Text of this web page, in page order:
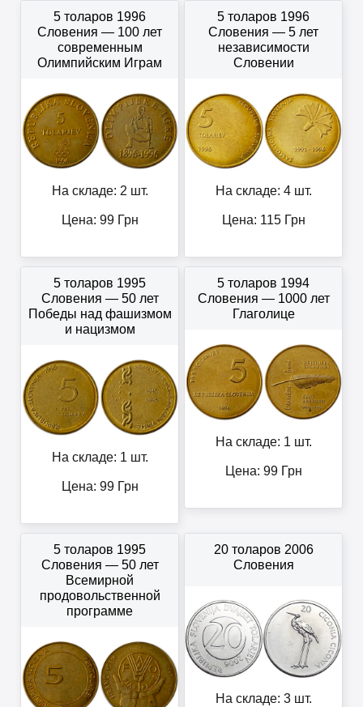
5 толаров 1996
Словения — 100 лет
современным
Олимпийским Играм
На складе: 2 шт.
Цена: 99Грн
5 толаров 1996
Словения — 5 лет
независимости
Словении
На складе: 4 шт.
Цена: 115Грн
5 толаров 1995
Словения — 50 лет
Победы над фашизмом
и нацизмом
На складе: 1 шт.
Цена: 99Грн
5 толаров 1994
Словения — 1000 лет
Глаголице
На складе: 1 шт.
Цена: 99Грн
5 толаров 1995
Словения — 50 лет
Всемирной
продовольственной
программе
20 толаров 2006
Словения
На складе: 3 шт.